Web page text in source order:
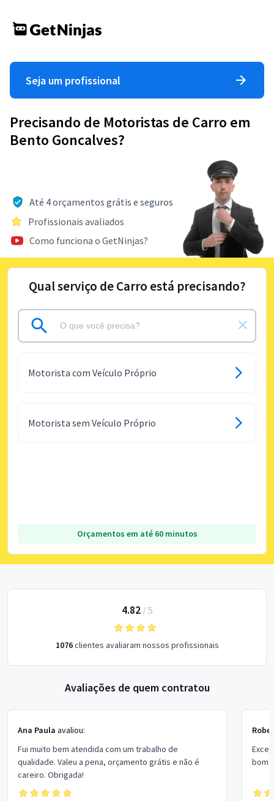
Seja um profissional
Precisando de Motoristas de Carro em
Bento Goncalves?
Até 4 orçamentos grátis e seguros
Profissionais avaliados
Como funciona o GetNinjas?
Qual serviço de Carro está precisando?
Motorista com Veículo Próprio
Motorista sem Veículo Próprio
Orçamentos em até 60 minutos
4.82/ 5
1076clientes avaliaram nossos profissionais
Avaliações de quem contratou
Ana Paula avaliou:
Fui muito bem atendida com um trabalho de
qualidade. Valeu a pena, orçamento grátis e não é
careiro. Obrigada!
bom